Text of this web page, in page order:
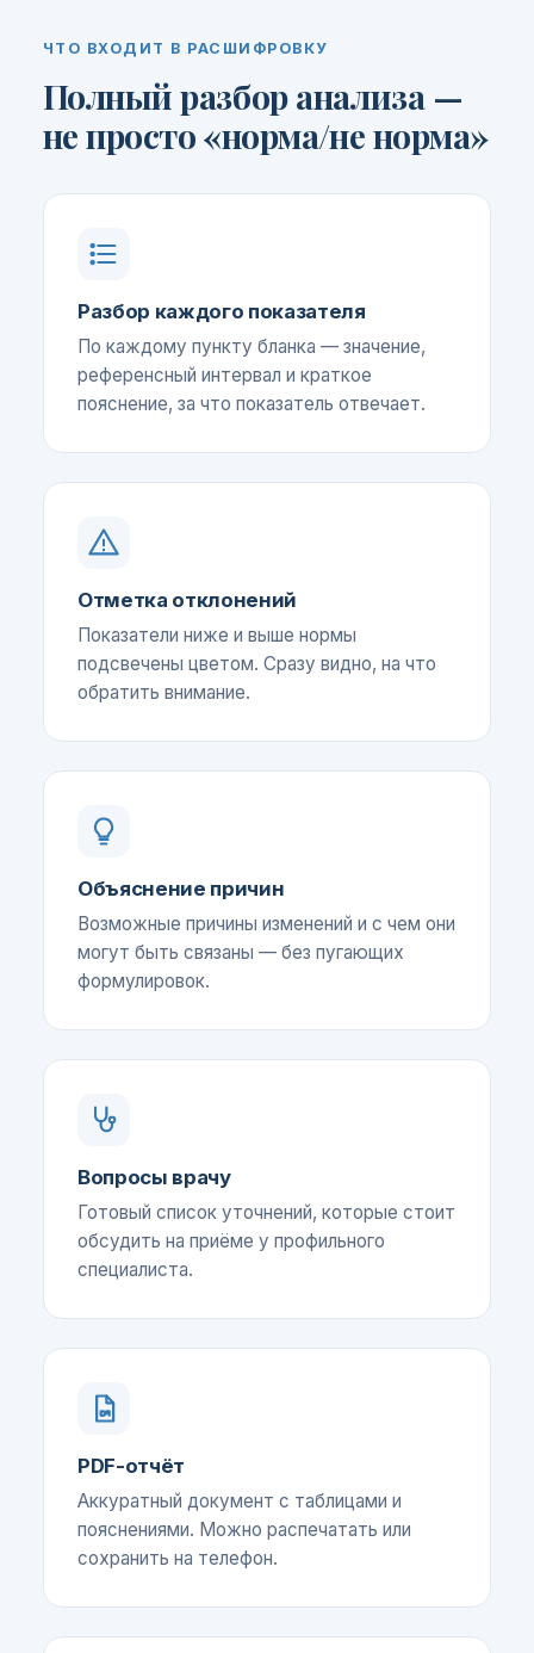
ЧТО ВХОДИТ В РАСШИФРОВКУ
Полный разбор анализа —
не просто «норма/не норма»
Разбор каждого показателя
По каждому пункту бланка — значение,
референсный интервал и краткое
пояснение, за что показатель отвечает.
Отметка отклонений
Показатели ниже и выше нормы
подсвечены цветом. Сразу видно, на что
обратить внимание.
Объяснение причин
Возможные причины изменений и с чем они
могут быть связаны — без пугающих
формулировок.
Вопросы врачу
Готовый список уточнений, которые стоит
обсудить на приёме у профильного
специалиста.
PDF-отчёт
Аккуратный документ с таблицами и
пояснениями. Можно распечатать или
сохранить на телефон.